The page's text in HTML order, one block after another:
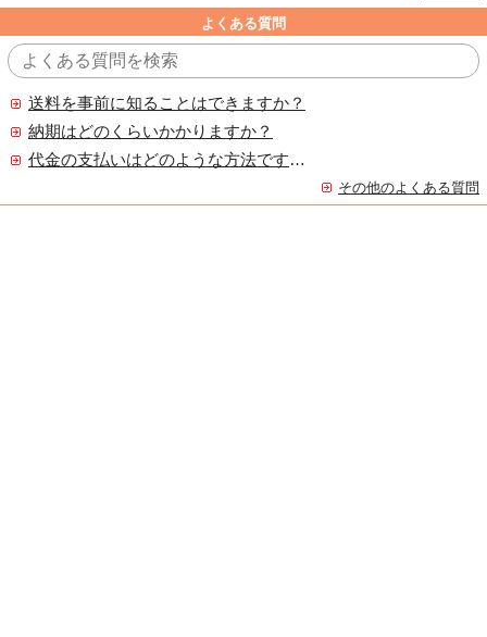
よくある質問
送料を事前に知ることはできますか？
納期はどのくらいかかりますか？
代金の支払いはどのような方法ですか？
その他のよくある質問